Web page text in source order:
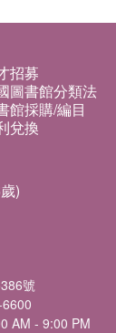
招募
圖書館分類法
館採購/編目
兌換
)
號
AM - 9:00 PM